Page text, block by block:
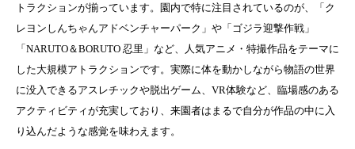
トラクションが揃っています。園内で特に注目されているのが、「ク
レヨンしんちゃんアドベンチャーパーク」や「ゴジラ迎撃作戦」
「NARUTO＆BORUTO 忍里」など、人気アニメ・特撮作品をテーマに
した大規模アトラクションです。実際に体を動かしながら物語の世界
に没入できるアスレチックや脱出ゲーム、VR体験など、臨場感のある
アクティビティが充実しており、来園者はまるで自分が作品の中に入
り込んだような感覚を味わえます。